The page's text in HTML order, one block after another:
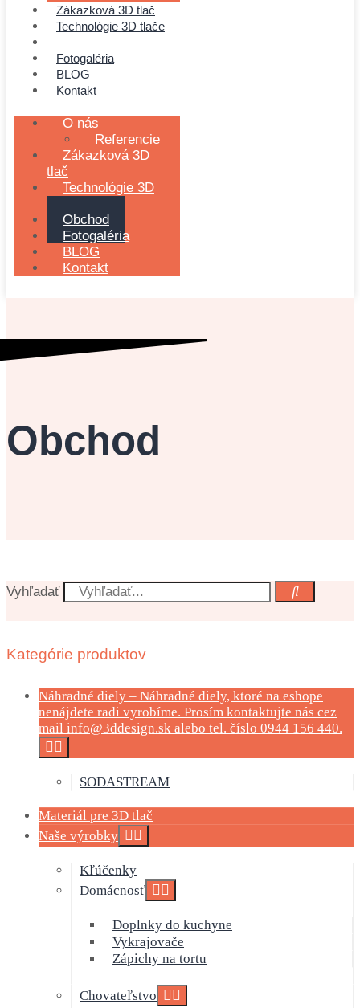
Zákazková 3D tlač
Technológie 3D tlače
Fotogaléria
BLOG
Kontakt
O nás
Referencie
Zákazková 3D
tlač
Technológie 3D
Obchod
Fotogaléria
BLOG
Kontakt
Obchod
Vyhľadať
Kategórie produktov
Náhradné diely – Náhradné diely, ktoré na eshope
nenájdete radi vyrobíme. Prosím kontaktujte nás cez
mail info@3ddesign.sk alebo tel. číslo 0944 156 440.
SODASTREAM
Materiál pre 3D tlač
Naše výrobky
Kľúčenky
Domácnosť
Doplnky do kuchyne
Vykrajovače
Zápichy na tortu
Chovateľstvo